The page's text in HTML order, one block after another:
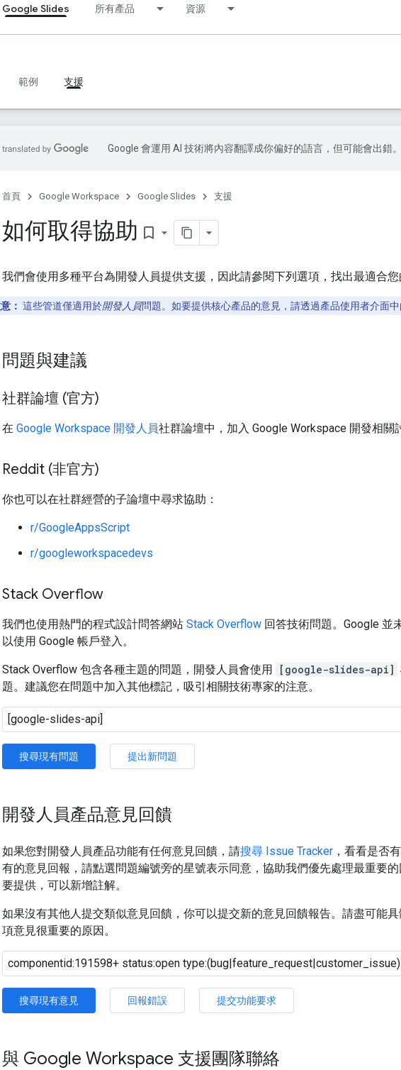
Google Slides 所有產品 資源
範例 支援
Google 會運用 AI 技術將內容翻譯成你偏好的語言，但可能會出錯。
首頁 Google Workspace Google Slides 支援
如何取得協助 bookmark_border
我們會使用多種平台為開發人員提供支援，因此請參閱下列選項，找出最適合您
： 這些管道僅適用於開發人員問題。如要提供核心產品的意見，請透過產品使用者介面中
問題與建議
社群論壇 (官方)
在 Google Workspace 開發人員社群論壇中，加入 Google Workspace 開發相關
Reddit (非官方)
你也可以在社群經營的子論壇中尋求協助：
r/GoogleAppsScript
r/googleworkspacedevs
Stack Overflow
我們也使用熱門的程式設計問答網站 Stack Overflow 回答技術問題。Google 並
以使用 Google 帳戶登入。
Stack Overflow 包含各種主題的問題，開發人員會使用 [google-slides-api]
題。建議您在問題中加入其他標記，吸引相關技術專家的注意。
搜尋現有問題 提出新問題
開發人員產品意見回饋
如果您對開發人員產品功能有任何意見回饋，請搜尋 Issue Tracker ，看看是否
有的意見回報，請點選問題編號旁的星號表示同意，協助我們優先處理最重要
要提供，可以新增註解。
如果沒有其他人提交類似意見回饋，你可以提交新的意見回饋報告。請盡可能
項意見很重要的原因。
搜尋現有意見 回報錯誤 提交功能要求
與 Google Workspace 支援團隊聯絡